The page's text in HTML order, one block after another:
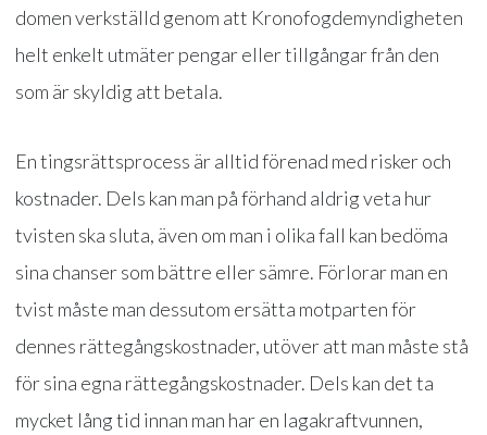
domen verkställd genom att Kronofogdemyndigheten
helt enkelt utmäter pengar eller tillgångar från den
som är skyldig att betala.
En tingsrättsprocess är alltid förenad med risker och
kostnader. Dels kan man på förhand aldrig veta hur
tvisten ska sluta, även om man i olika fall kan bedöma
sina chanser som bättre eller sämre. Förlorar man en
tvist måste man dessutom ersätta motparten för
dennes rättegångskostnader, utöver att man måste stå
för sina egna rättegångskostnader. Dels kan det ta
mycket lång tid innan man har en lagakraftvunnen,